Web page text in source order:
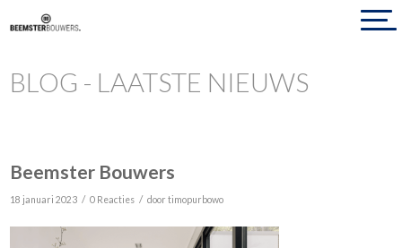
BLOG - LAATSTE NIEUWS
Beemster Bouwers
18 januari 2023 / 0 Reacties / doortimopurbowo